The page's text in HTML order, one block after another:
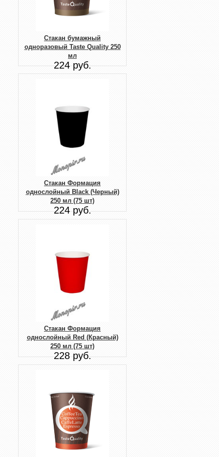
Стакан бумажный
одноразовый Taste Quality 250
мл
224 руб.
Стакан Формация
однослойный Black (Черный)
250 мл (75 шт)
224 руб.
Стакан Формация
однослойный Red (Красный)
250 мл (75 шт)
228 руб.